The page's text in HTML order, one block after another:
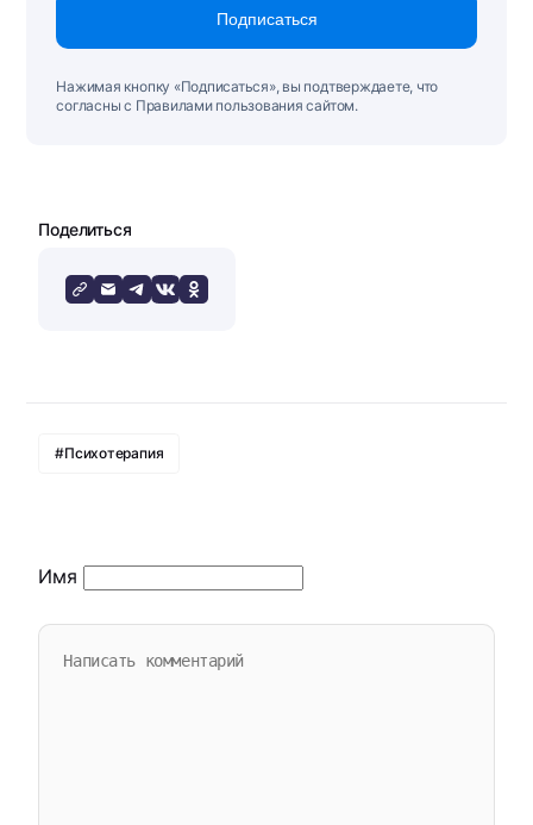
Подписаться
Нажимая кнопку «Подписаться», вы подтверждаете, что
согласны с Правилами пользования сайтом.
Поделиться
#Психотерапия
Имя